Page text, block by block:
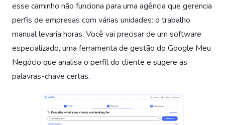
esse caminho não funciona para uma agência que gerencia
perfis de empresas com várias unidades: o trabalho
manual levaria horas. Você vai precisar de um software
especializado, uma ferramenta de gestão do Google Meu
Negócio que analisa o perfil do cliente e sugere as
palavras-chave certas.